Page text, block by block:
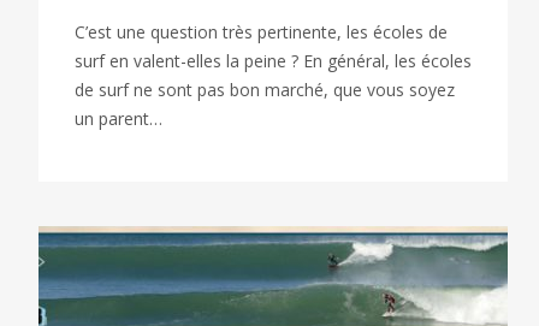
C’est une question très pertinente, les écoles de
surf en valent-elles la peine ? En général, les écoles
de surf ne sont pas bon marché, que vous soyez
un parent…